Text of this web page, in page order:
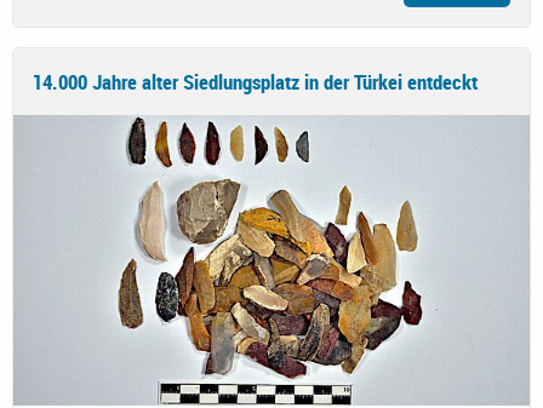
14.000 Jahre alter Siedlungsplatz in der Türkei entdeckt